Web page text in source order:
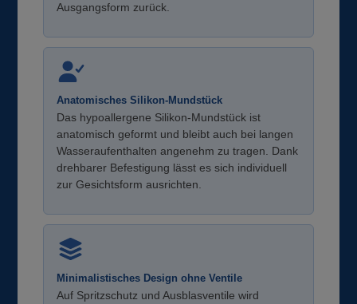
Ausgangsform zurück.
Anatomisches Silikon-Mundstück
Das hypoallergene Silikon-Mundstück ist
anatomisch geformt und bleibt auch bei langen
Wasseraufenthalten angenehm zu tragen. Dank
drehbarer Befestigung lässt es sich individuell
zur Gesichtsform ausrichten.
Minimalistisches Design ohne Ventile
Auf Spritzschutz und Ausblasventile wird